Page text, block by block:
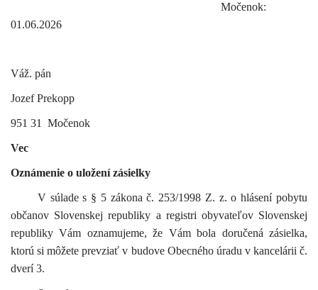
Močenok:
01.06.2026
Váž. pán
Jozef Prekopp
951 31 Močenok
Vec
Oznámenie o uložení zásielky
V súlade s § 5 zákona č. 253/1998 Z. z. o hlásení pobytu
občanov Slovenskej republiky a registri obyvateľov Slovenskej
republiky Vám oznamujeme, že Vám bola doručená zásielka,
ktorú si môžete prevziať v budove Obecného úradu v kancelárii č.
dverí 3.